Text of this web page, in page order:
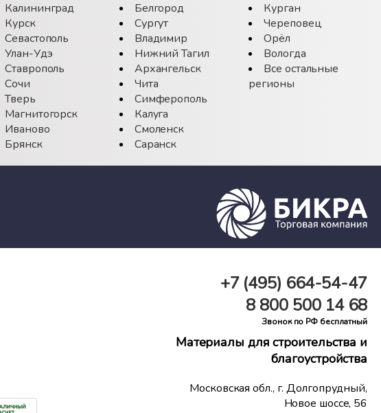
Калининград
Курск
Севастополь
Улан-Удэ
Ставрополь
Сочи
Тверь
Магнитогорск
Иваново
Брянск
Белгород
Сургут
Владимир
Нижний Тагил
Архангельск
Чита
Симферополь
Калуга
Смоленск
Саранск
Курган
Череповец
Орёл
Вологда
Все остальные
регионы
+7 (495) 664-54-47
8 800500 14 68
Звонок по РФ бесплатный
Материалы для строительства и
благоустройства
Московская обл., г. Долгопрудный,
Новое шоссе, 56